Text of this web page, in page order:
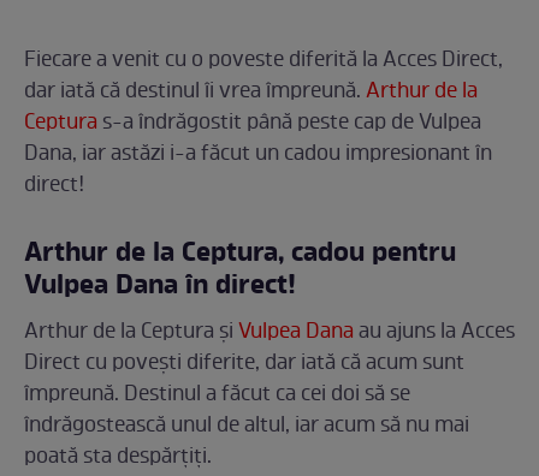
Fiecare a venit cu o poveste diferită la Acces Direct,
dar iată că destinul îi vrea împreună.Arthur de la
Ceptura s-a îndrăgostit până peste cap de Vulpea
Dana, iar astăzi i-a făcut un cadou impresionant în
direct!
Arthur de la Ceptura, cadou pentru
Vulpea Dana în direct!
Arthur de la Ceptura șiVulpea Danaau ajuns la Acces
Direct cu povești diferite, dar iată că acum sunt
împreună. Destinul a făcut ca cei doi să se
îndrăgostească unul de altul, iar acum să nu mai
poată sta despărțiți.